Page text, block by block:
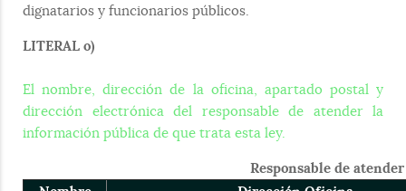
dignatarios y funcionarios públicos.
LITERAL o)
El nombre, dirección de la oficina, apartado postal y
dirección electrónica del responsable de atender la
información pública de que trata esta ley.
Responsable de